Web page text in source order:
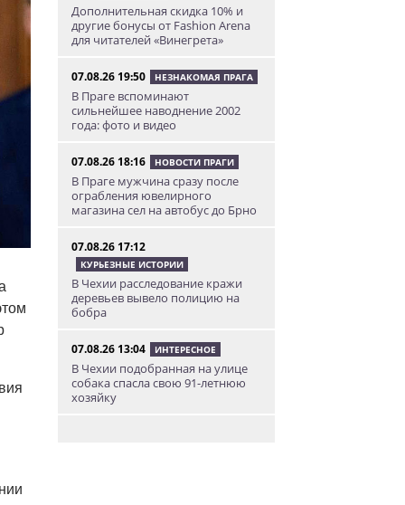
Дополнительная скидка 10% и
другие бонусы от Fashion Arena
для читателей «Винегрета»
07.08.26 19:50 НЕЗНАКОМАЯ ПРАГА
В Праге вспоминают
сильнейшее наводнение 2002
года: фото и видео
07.08.26 18:16 НОВОСТИ ПРАГИ
В Праге мужчина сразу после
ограбления ювелирного
магазина сел на автобус до Брно
07.08.26 17:12
КУРЬЕЗНЫЕ ИСТОРИИ
В Чехии расследование кражи
деревьев вывело полицию на
бобра
07.08.26 13:04 ИНТЕРЕСНОЕ
В Чехии подобранная на улице
собака спасла свою 91-летнюю
хозяйку